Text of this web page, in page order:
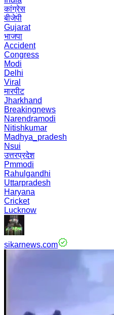
कांग्रेस
बीजेपी
Gujarat
भाजपा
Accident
Congress
Modi
Delhi
Viral
मारपीट
Jharkhand
Breakingnews
Narendramodi
Nitishkumar
Madhya_pradesh
Nsui
उत्तरप्रदेश
Pmmodi
Rahulgandhi
Uttarpradesh
Haryana
Cricket
Lucknow
sikarnews.com